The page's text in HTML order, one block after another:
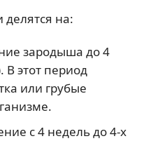
на:
зародыша до 4
В этот период
или грубые
с 4 недель до 4-х